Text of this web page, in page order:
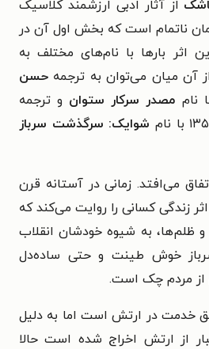
از آثار ادبی ارزشمند کلاسیک
ناتمام است که بخش اول آن در
شد. این اثر بارها با نام‌های مختلف به
آن میان می‌توان به ترجمه حسن
مصدر سرکار ستوان و ترجمه
شوایک: سرگذشت سرباز
می‌افتد. زمانی در آستانه قرن
زندگی کسانی را روایت می‌کند که
و ظلم‌ها، به شیوه‌ خودشان انقلاب
خوش طینت و حتی ساده‌دل
از مردم چک است.
خدمت در ارتش است اما به دلیل
از ارتش اخراج شده است حالا